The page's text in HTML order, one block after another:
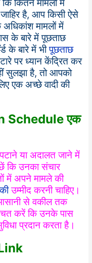
कितने मामलों में
है, आप किसी ऐसे
मामलों में
के बारे में पूछताछ
के बारे में भीपूछताछ
पर ध्यान केंद्रित कर
सुलझा है, तो आपको
एक अच्छे वादी की
Schedule एक
या अदालत जाने में
कि उनका संचार
में अपने मामले की
कीउम्मीद करनी चाहिए।
से वकील तक
करें कि उनके पास
प्रदान करता है।